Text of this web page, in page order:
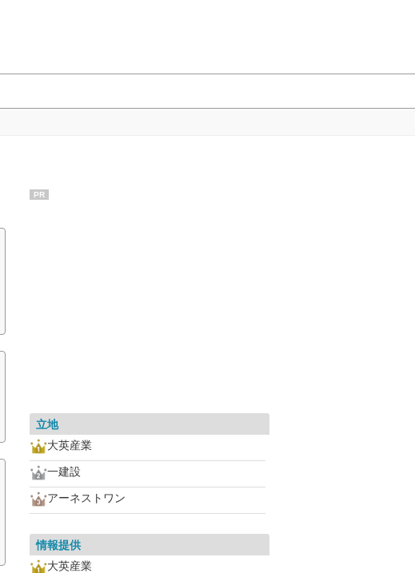
PR
立地
大英産業
一建設
アーネストワン
情報提供
大英産業